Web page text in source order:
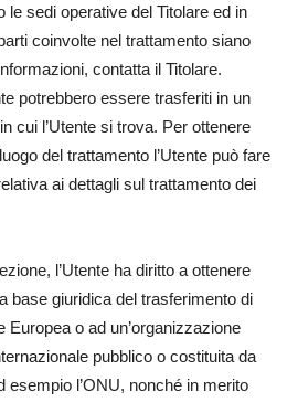
le sedi operative del Titolare ed in
coinvolte nel trattamento siano
contatta il Titolare.
potrebbero essere trasferiti in un
cui l’Utente si trova. Per ottenere
del trattamento l’Utente può fare
ai dettagli sul trattamento dei
l’Utente ha diritto a ottenere
base giuridica del trasferimento di
Europea o ad un’organizzazione
pubblico o costituita da
esempio l’ONU, nonché in merito